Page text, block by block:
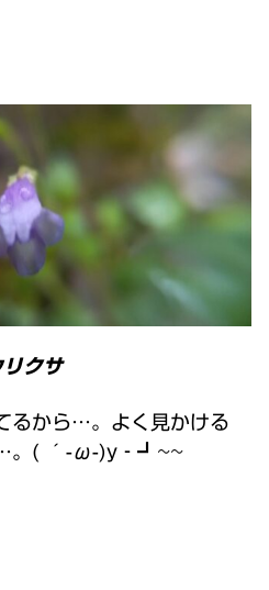
リクサ
るから…。よく見かける
…。( ´-ω-)y‐┛~~